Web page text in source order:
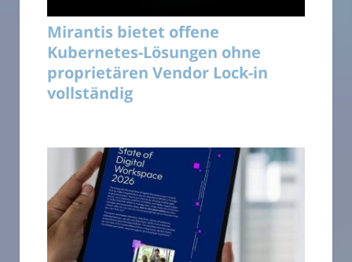
Mirantis bietet offene
Kubernetes-Lösungen ohne
proprietären Vendor Lock-in
vollständig